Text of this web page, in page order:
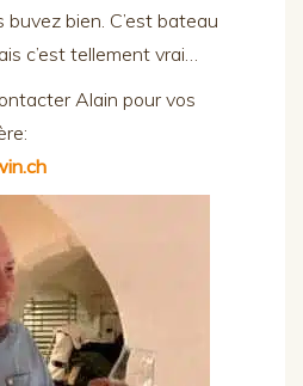
buvez bien. C’est bateau
c’est tellement vrai…
Alain pour vos